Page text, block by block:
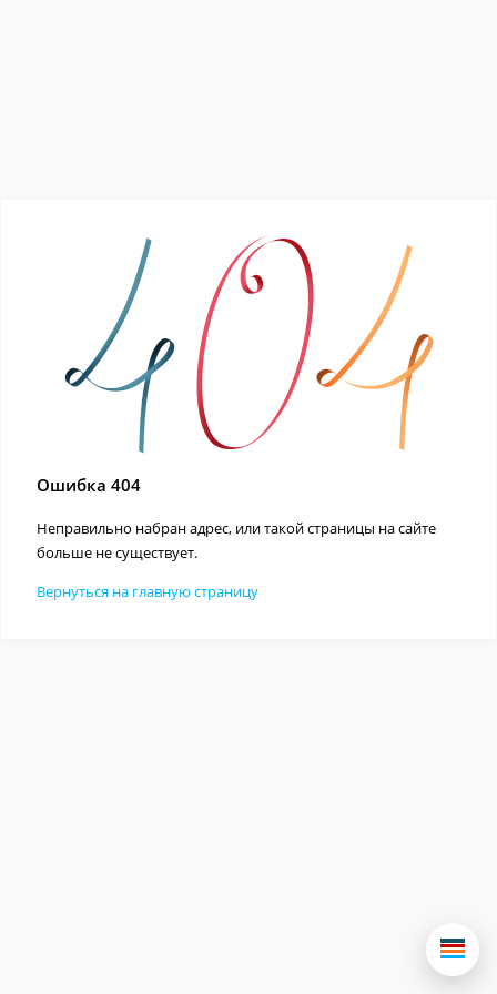
Ошибка 404
Неправильно набран адрес, или такой страницы на сайте
больше не существует.
Вернуться на главную страницу